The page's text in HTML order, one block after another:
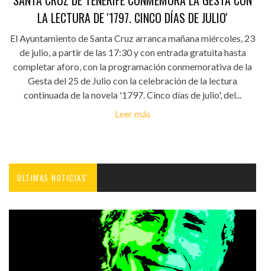
LA LECTURA DE '1797. CINCO DÍAS DE JULIO'
El Ayuntamiento de Santa Cruz arranca mañana miércoles, 23
de julio, a partir de las 17:30 y con entrada gratuita hasta
completar aforo, con la programación conmemorativa de la
Gesta del 25 de Julio con la celebración de la lectura
continuada de la novela '1797. Cinco días de julio', del...
Leer más
ÚLTIMAS NOTICIAS'